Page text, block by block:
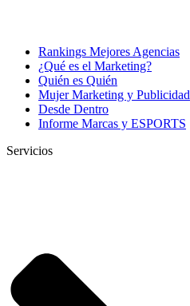
Rankings Mejores Agencias
¿Qué es el Marketing?
Quién es Quién
Mujer Marketing y Publicidad
Desde Dentro
Informe Marcas y ESPORTS
Servicios